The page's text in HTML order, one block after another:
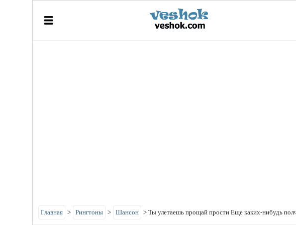
Главная > Рингтоны > Шансон > Ты улетаешь прощай прости Еще каких-нибудь